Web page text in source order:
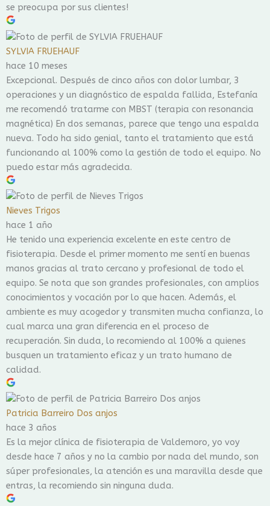
se preocupa por sus clientes!
SYLVIA FRUEHAUF
hace 10 meses
Excepcional. Después de cinco años con dolor lumbar, 3
operaciones y un diagnóstico de espalda fallida, Estefanía
me recomendó tratarme con MBST (terapia con resonancia
magnética) En dos semanas, parece que tengo una espalda
nueva. Todo ha sido genial, tanto el tratamiento que está
funcionando al 100% como la gestión de todo el equipo. No
puedo estar más agradecida.
Nieves Trigos
hace 1 año
He tenido una experiencia excelente en este centro de
fisioterapia. Desde el primer momento me sentí en buenas
manos gracias al trato cercano y profesional de todo el
equipo. Se nota que son grandes profesionales, con amplios
conocimientos y vocación por lo que hacen. Además, el
ambiente es muy acogedor y transmiten mucha confianza, lo
cual marca una gran diferencia en el proceso de
recuperación. Sin duda, lo recomiendo al 100% a quienes
busquen un tratamiento eficaz y un trato humano de
calidad.
Patricia Barreiro Dos anjos
hace 3 años
Es la mejor clínica de fisioterapia de Valdemoro, yo voy
desde hace 7 años y no la cambio por nada del mundo, son
súper profesionales, la atención es una maravilla desde que
entras, la recomiendo sin ninguna duda.